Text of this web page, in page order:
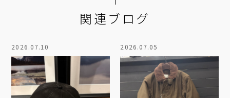
関連ブログ
2026.07.10 2026.07.05